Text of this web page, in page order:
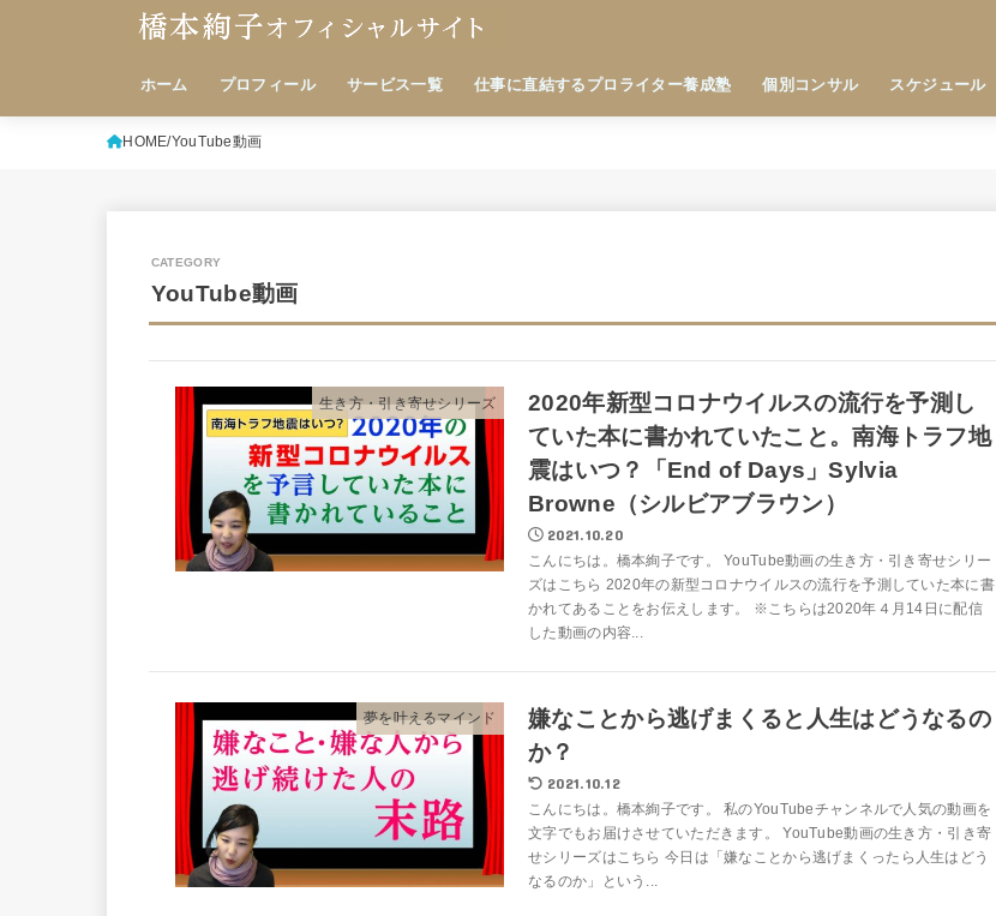
ホーム プロフィール サービス一覧 仕事に直結するプロライター養成塾 個別コンサル スケジュール
HOME YouTube動画
YouTube動画
生き方・引き寄せシリーズ
2020年新型コロナウイルスの流行を予測し
ていた本に書かれていたこと。南海トラフ地
震はいつ？「End of Days」Sylvia
Browne（シルビアブラウン）
2021.10.20
こんにちは。橋本絢子です。 YouTube動画の生き方・引き寄せシリー
ズはこちら 2020年の新型コロナウイルスの流行を予測していた本に書
かれてあることをお伝えします。 ※こちらは2020年４月14日に配信
した動画の内容...
夢を叶えるマインド
嫌なことから逃げまくると人生はどうなるの
か？
2021.10.12
こんにちは。橋本絢子です。 私のYouTubeチャンネルで人気の動画を
文字でもお届けさせていただきます。 YouTube動画の生き方・引き寄
せシリーズはこちら 今日は「嫌なことから逃げまくったら人生はどう
なるのか」という...